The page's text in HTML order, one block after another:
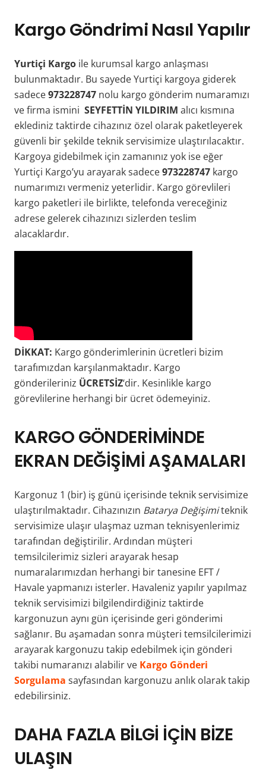
Kargo Göndrimi Nasıl Yapılır
Yurtiçi Kargo ile kurumsal kargo anlaşması
bulunmaktadır. Bu sayede Yurtiçi kargoya giderek
sadece973228747 nolu kargo gönderim numaramızı
ve firma ismini SEYFETTİN YILDIRIM alıcı kısmına
eklediniz taktirde cihazınız özel olarak paketleyerek
güvenli bir şekilde teknik servisimize ulaştırılacaktır.
Kargoya gidebilmek için zamanınız yok ise eğer
Yurtiçi Kargo’yu arayarak sadece973228747 kargo
numarımızı vermeniz yeterlidir. Kargo görevlileri
kargo paketleri ile birlikte, telefonda vereceğiniz
adrese gelerek cihazınızı sizlerden teslim
alacaklardır.
DİKKAT: Kargo gönderimlerinin ücretleri bizim
tarafımızdan karşılanmaktadır. Kargo
gönderileriniz ÜCRETSİZ‘dir. Kesinlikle kargo
görevlilerine herhangi bir ücret ödemeyiniz.
KARGO GÖNDERİMİNDE
EKRAN DEĞİŞİMİ AŞAMALARI
Kargonuz 1 (bir) iş günü içerisinde teknik servisimize
ulaştırılmaktadır. Cihazınızın Batarya Değişimiteknik
servisimize ulaşır ulaşmaz uzman teknisyenlerimiz
tarafından değiştirilir. Ardından müşteri
temsilcilerimiz sizleri arayarak hesap
numaralarımızdan herhangi bir tanesine EFT /
Havale yapmanızı isterler. Havaleniz yapılır yapılmaz
teknik servisimizi bilgilendirdiğiniz taktirde
kargonuzun aynı gün içerisinde geri gönderimi
sağlanır. Bu aşamadan sonra müşteri temsilcilerimizi
arayarak kargonuzu takip edebilmek için gönderi
takibi numaranızı alabilir ve Kargo Gönderi
Sorgulama sayfasından kargonuzu anlık olarak takip
edebilirsiniz.
DAHA FAZLA BİLGİ İÇİN BİZE
ULAŞIN